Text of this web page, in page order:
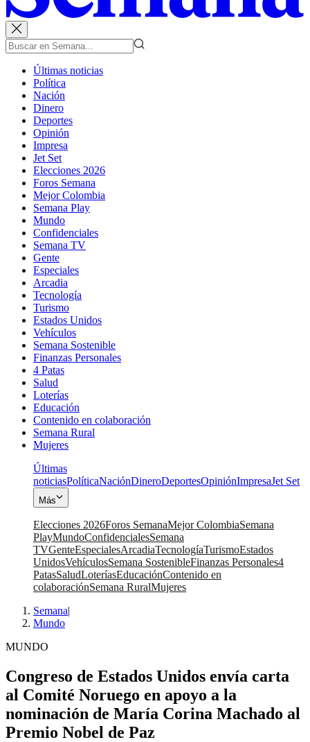
Últimas noticias
Política
Nación
Dinero
Deportes
Opinión
Impresa
Jet Set
Elecciones 2026
Foros Semana
Mejor Colombia
Semana Play
Mundo
Confidenciales
Semana TV
Gente
Especiales
Arcadia
Tecnología
Turismo
Estados Unidos
Vehículos
Semana Sostenible
Finanzas Personales
4 Patas
Salud
Loterías
Educación
Contenido en colaboración
Semana Rural
Mujeres
Últimas
noticiasPolíticaNaciónDineroDeportesOpiniónImpresaJet Set
Más
Elecciones 2026Foros SemanaMejor ColombiaSemana
PlayMundoConfidencialesSemana
TVGenteEspecialesArcadiaTecnologíaTurismoEstados
UnidosVehículosSemana SostenibleFinanzas Personales4
PatasSaludLoteríasEducaciónContenido en
colaboraciónSemana RuralMujeres
Semana|
Mundo
MUNDO
Congreso de Estados Unidos envía carta
al Comité Noruego en apoyo a la
nominación de María Corina Machado al
Premio Nobel de Paz